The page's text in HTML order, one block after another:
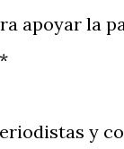
apoyar la
y